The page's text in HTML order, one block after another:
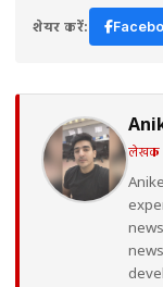
शेयर करें:
लेखक